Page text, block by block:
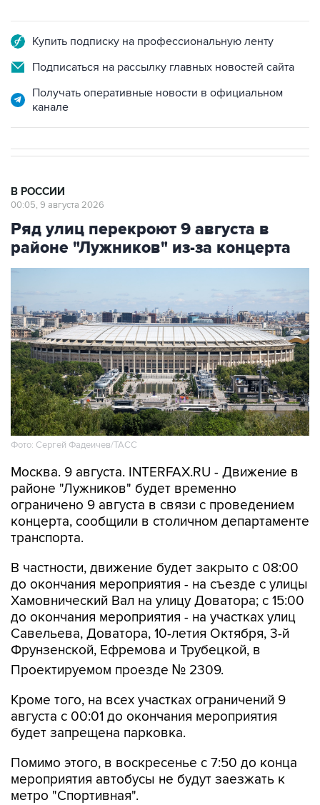
Купить подписку на профессиональную ленту
Подписаться на рассылку главных новостей сайта
Получать оперативные новости в официальном
канале
В РОССИИ
00:05, 9 августа 2026
Ряд улиц перекроют 9 августа в
районе "Лужников" из-за концерта
Фото: Сергей Фадеичев/ТАСС
Москва. 9 августа. INTERFAX.RU - Движение в
районе "Лужников" будет временно
ограничено 9 августа в связи с проведением
концерта, сообщили в столичном департаменте
транспорта.
В частности, движение будет закрыто с 08:00
до окончания мероприятия - на съезде с улицы
Хамовнический Вал на улицу Доватора; с 15:00
до окончания мероприятия - на участках улиц
Савельева, Доватора, 10-летия Октября, 3-й
Фрунзенской, Ефремова и Трубецкой, в
Проектируемом проезде № 2309.
Кроме того, на всех участках ограничений 9
августа с 00:01 до окончания мероприятия
будет запрещена парковка.
Помимо этого, в воскресенье с 7:50 до конца
мероприятия автобусы не будут заезжать к
метро "Спортивная".